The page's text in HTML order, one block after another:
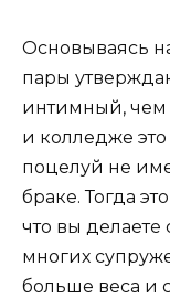
Основываясь
пары
интимный, чем
и колледже
поцелуй не
браке. Тогда
что вы делаете
многих
больше веса и